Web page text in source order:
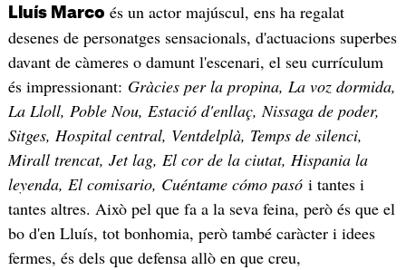
Lluís Marco és un actor majúscul, ens ha regalat
desenes de personatges sensacionals, d'actuacions superbes
davant de càmeres o damunt l'escenari, el seu currículum
és impressionant: Gràcies per la propina, La voz dormida,
La Lloll, Poble Nou, Estació d'enllaç, Nissaga de poder,
Sitges, Hospital central, Ventdelplà, Temps de silenci,
Mirall trencat, Jet lag, El cor de la ciutat, Hispania la
leyenda, El comisario, Cuéntame cómo pasói tantes i
tantes altres. Això pel que fa a la seva feina, però és que el
bo d'en Lluís, tot bonhomia, però també caràcter i idees
fermes, és dels que defensa allò en que creu,